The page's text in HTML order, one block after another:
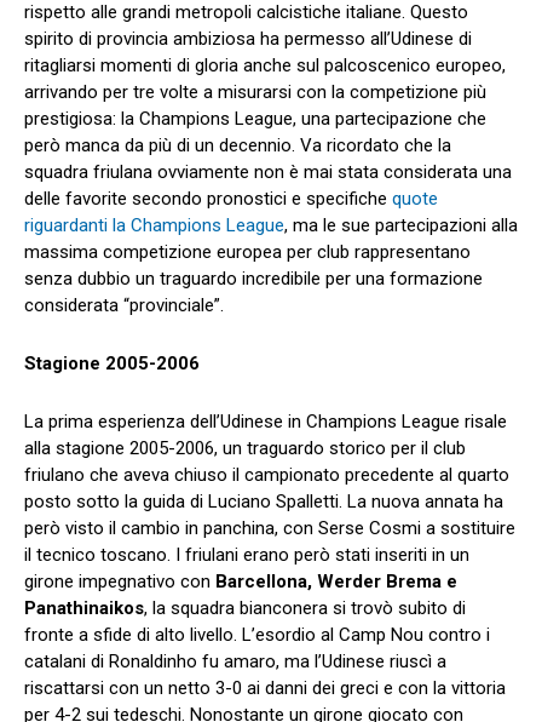
rispetto alle grandi metropoli calcistiche italiane. Questo
spirito di provincia ambiziosa ha permesso all’Udinese di
ritagliarsi momenti di gloria anche sul palcoscenico europeo,
arrivando per tre volte a misurarsi con la competizione più
prestigiosa: la Champions League, una partecipazione che
però manca da più di un decennio. Va ricordato che la
squadra friulana ovviamente non è mai stata considerata una
delle favorite secondo pronostici e specifiche quote
riguardanti la Champions League, ma le sue partecipazioni alla
massima competizione europea per club rappresentano
senza dubbio un traguardo incredibile per una formazione
considerata “provinciale”.
Stagione 2005-2006
La prima esperienza dell’Udinese in Champions League risale
alla stagione 2005-2006, un traguardo storico per il club
friulano che aveva chiuso il campionato precedente al quarto
posto sotto la guida di Luciano Spalletti. La nuova annata ha
però visto il cambio in panchina, con Serse Cosmi a sostituire
il tecnico toscano. I friulani erano però stati inseriti in un
girone impegnativo con Barcellona, Werder Brema e
Panathinaikos, la squadra bianconera si trovò subito di
fronte a sfide di alto livello. L’esordio al Camp Nou contro i
catalani di Ronaldinho fu amaro, ma l’Udinese riuscì a
riscattarsi con un netto 3-0 ai danni dei greci e con la vittoria
per 4-2 sui tedeschi. Nonostante un girone giocato con